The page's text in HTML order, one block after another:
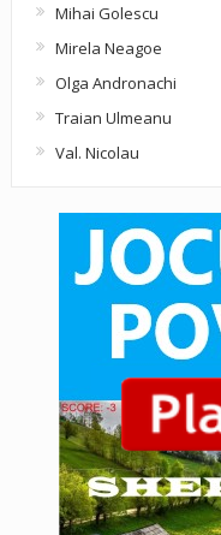
Mihai Golescu
Mirela Neagoe
Olga Andronachi
Traian Ulmeanu
Val. Nicolau